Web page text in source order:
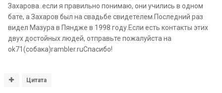
Захарова..если я правильно понимаю, они учились в одном
бате, а Захаров был на свадьбе свидетелем.Последний раз
видел Мазура в Пяндже в 1998 году.Если есть контакты этих
двух достойных людей, отправьте пожалуйста на
ok71(собака)rambler.ruСпасибо!
Цитата